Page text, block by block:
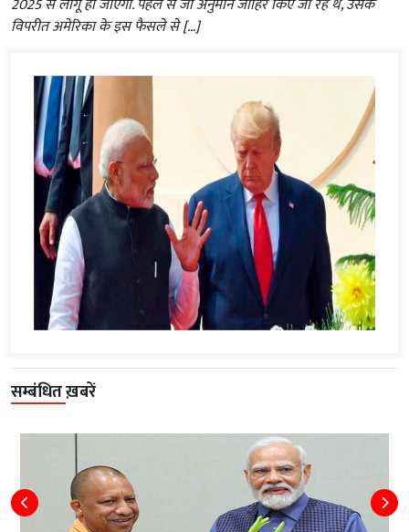
2025 से लागू हो जाएगा. पहले से जो अनुमान जाहिर किए जा रहे थे, उसके
विपरीत अमेरिका के इस फैसले से […]
सम्बंधित ख़बरें